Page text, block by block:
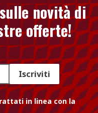
novità di
offerte!
Iscriviti
in linea con la